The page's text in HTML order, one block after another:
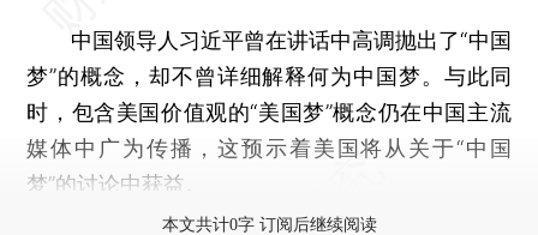
中国领导人习近平曾在讲话中高调抛出了“中国
梦”的概念，却不曾详细解释何为中国梦。与此同
时，包含美国价值观的“美国梦”概念仍在中国主流
媒体中广为传播，这预示着美国将从关于“中国
梦”的讨论中获益。
本文共计0字 订阅后继续阅读